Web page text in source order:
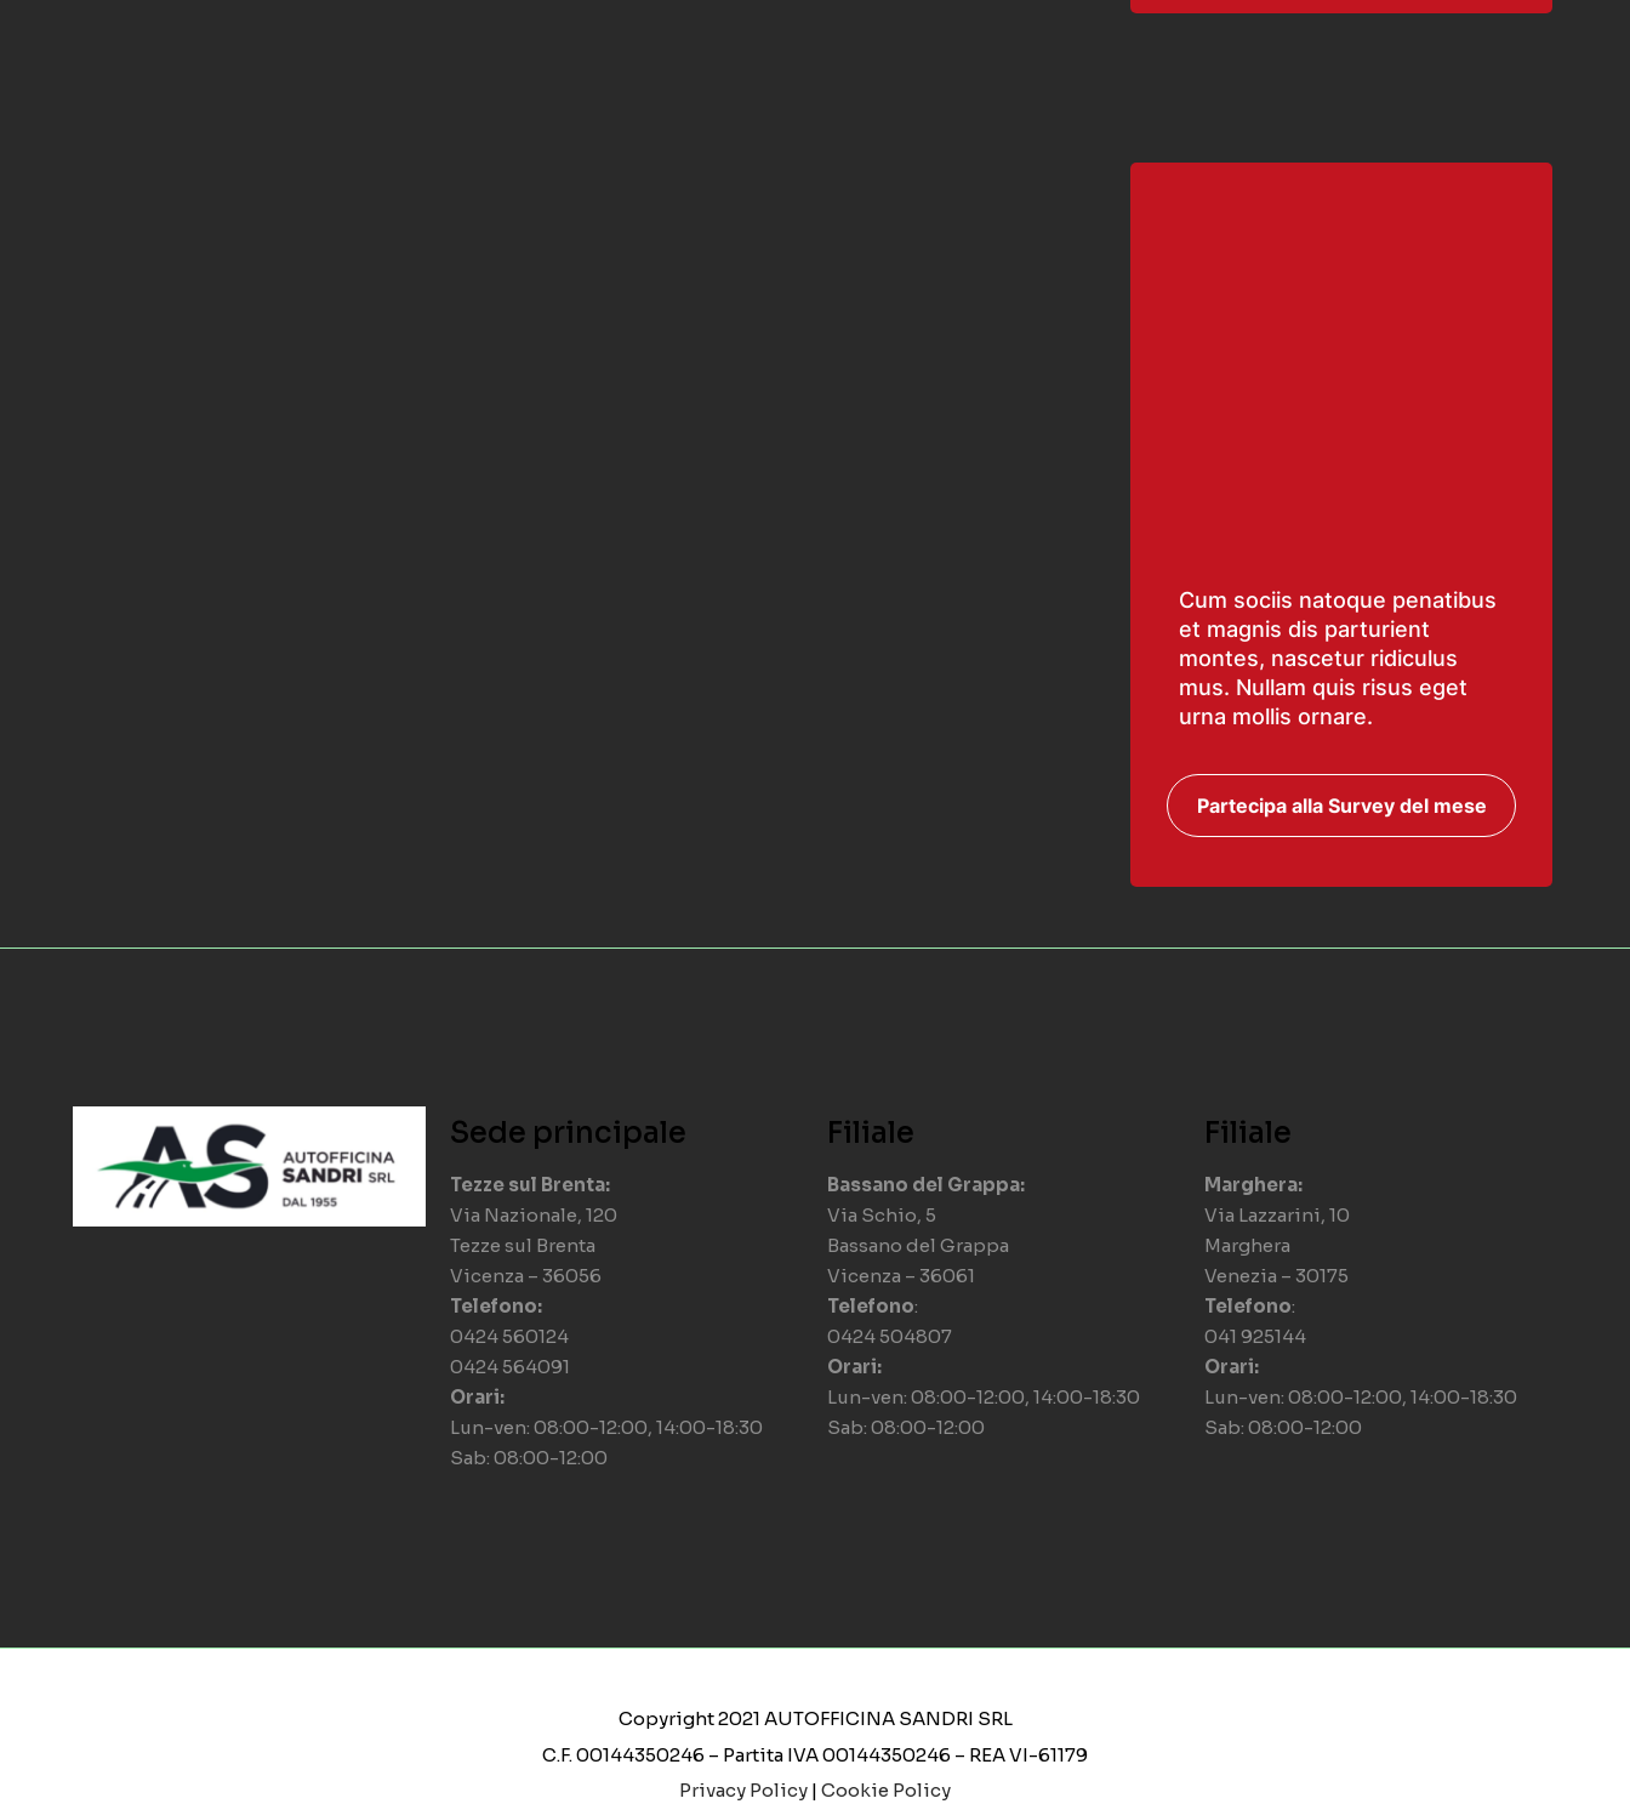
Cum sociis natoque penatibus
et magnis dis parturient
montes, nascetur ridiculus
mus. Nullam quis risus eget
urna mollis ornare.
Partecipa alla Survey del mese
Sede principale
Tezze sul Brenta:
Via Nazionale, 120
Tezze sul Brenta
Vicenza – 36056
Telefono:
0424 560124
0424 564091
Orari:
Lun-ven: 08:00-12:00, 14:00-18:30
Sab: 08:00-12:00
Filiale
Bassano del Grappa:
Via Schio, 5
Bassano del Grappa
Vicenza – 36061
Telefono:
0424 504807
Orari:
Lun-ven: 08:00-12:00, 14:00-18:30
Sab: 08:00-12:00
Filiale
Marghera:
Via Lazzarini, 10
Marghera
Venezia – 30175
Telefono:
041 925144
Orari:
Lun-ven: 08:00-12:00, 14:00-18:30
Sab: 08:00-12:00
Copyright 2021 AUTOFFICINA SANDRI SRL
C.F. 00144350246 – Partita IVA 00144350246 – REA VI-61179
Privacy Policy | Cookie Policy